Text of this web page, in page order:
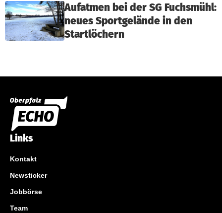
Aufatmen bei der SG Fuchsmühl:
neues Sportgelände in den
Startlöchern
Links
Kontakt
Newsticker
Jobbörse
Team